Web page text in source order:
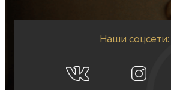
Наши соцсети: